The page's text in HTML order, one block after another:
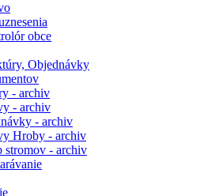
obce
Objednávky
- archiv
- archiv
- archiv
Hroby - archiv
stromov - archiv